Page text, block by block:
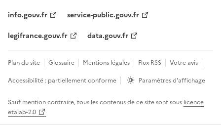
info.gouv.fr
service-public.gouv.fr
legifrance.gouv.fr
data.gouv.fr
Plan du site Glossaire Mentions légales Flux RSS
Votre avis
Accessibilité : partiellement conforme
Paramètres d'affichage
Sauf mention contraire, tous les contenus de ce site sont sous licence
etalab-2.0